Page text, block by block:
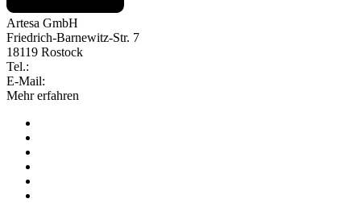
Artesa GmbH
Friedrich-Barnewitz-Str. 7
18119 Rostock
Tel.:
E-Mail:
Mehr erfahren